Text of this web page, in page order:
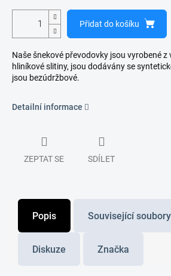
Přidat do košíku
Naše šnekové převodovky jsou vyrobené z
hliníkové slitiny, jsou dodávány se
jsou bezúdržbové.
Detailní informace
ZEPTAT SE SDÍLET
Popis Související
Diskuze Značka